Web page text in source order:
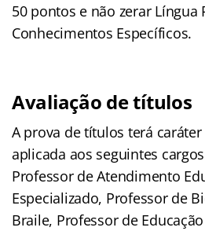
50 pontos e não zerar Língua
Conhecimentos Específicos.
Avaliação de títulos
A prova de títulos terá
aplicada aos seguintes
Professor de Atendimento
Especializado, Professor de
Braile, Professor de